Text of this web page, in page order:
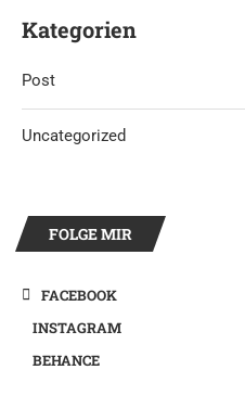
Kategorien
Post
Uncategorized
FOLGE MIR
FACEBOOK
INSTAGRAM
BEHANCE